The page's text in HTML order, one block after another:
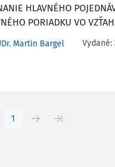
HLAVNÉHO
PORIADKU VO
Martin Bargel Vydané:
1